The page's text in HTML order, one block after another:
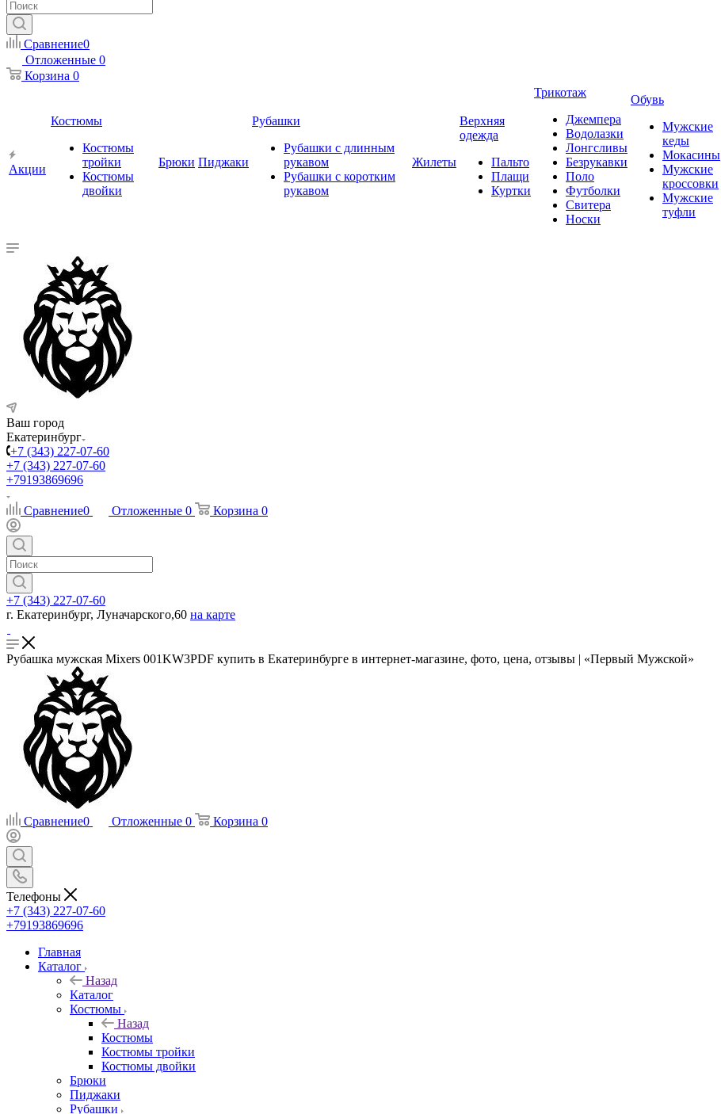
Сравнение0
Отложенные 0
Корзина 0
Акции
Костюмы
Костюмы
тройки
Костюмы
двойки
Брюки Пиджаки
Рубашки
Рубашки с длинным
рукавом
Рубашки с коротким
рукавом
Жилеты
Верхняя
одежда
Пальто
Плащи
Куртки
Трикотаж
Джемпера
Водолазки
Лонгсливы
Безрукавки
Поло
Футболки
Свитера
Носки
Обувь
Мужские
кеды
Мокасины
Мужские
кроссовки
Мужские
туфли
Ваш город
Екатеринбург
+7 (343) 227-07-60
+7 (343) 227-07-60
+79193869696
Сравнение0 Отложенные 0 Корзина 0
+7 (343) 227-07-60
г. Екатеринбург, Луначарского,60 на карте
Рубашка мужская Mixers 001KW3PDF купить в Екатеринбурге в интернет-магазине, фото, цена, отзывы | «Первый Мужской»
Сравнение0 Отложенные 0 Корзина 0
Телефоны
+7 (343) 227-07-60
+79193869696
Главная
Каталог
Назад
Каталог
Костюмы
Назад
Костюмы
Костюмы тройки
Костюмы двойки
Брюки
Пиджаки
Рубашки